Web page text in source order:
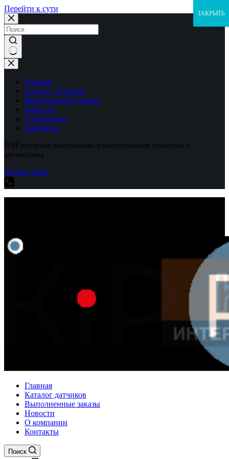
Перейти к сути
Ничего
не
найденоГлавная
Каталог датчиков
Выполненные заказы
Новости
О компании
Контакты
IFM electronic контрольно-измерительные приборы и
автоматика
Explore Shop
Главная
Каталог датчиков
Выполненные заказы
Новости
О компании
Контакты
Поиск
ЗАКРЫТЬ